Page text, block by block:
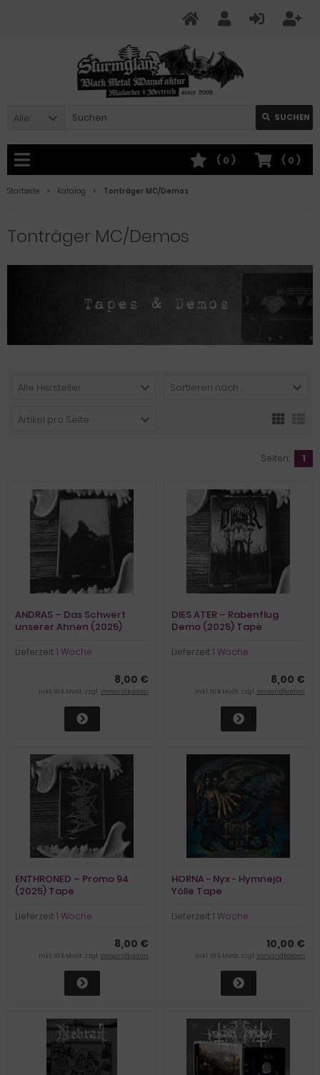
Alle SUCHEN
( 0 )
( 0 )
Startseite Katalog Tonträger MC/Demos
Tonträger MC/Demos
Alle Hersteller Sortieren nach ...
Artikel pro Seite
Seiten: 1
ANDRAS – Das Schwert
unserer Ahnen (2025)
Lieferzeit:1 Woche
8,00 €
inkl. 19 % MwSt. zzgl.Versandkosten
DIES ATER – Rabenflug
Demo (2025) Tape
Lieferzeit:1 Woche
8,00 €
inkl. 19 % MwSt. zzgl.Versandkosten
ENTHRONED – Promo 94
(2025) Tape
Lieferzeit:1 Woche
8,00 €
inkl. 19 % MwSt. zzgl.Versandkosten
HORNA - Nyx - Hymnejä
Yölle Tape
Lieferzeit:1 Woche
10,00 €
inkl. 19 % MwSt. zzgl.Versandkosten